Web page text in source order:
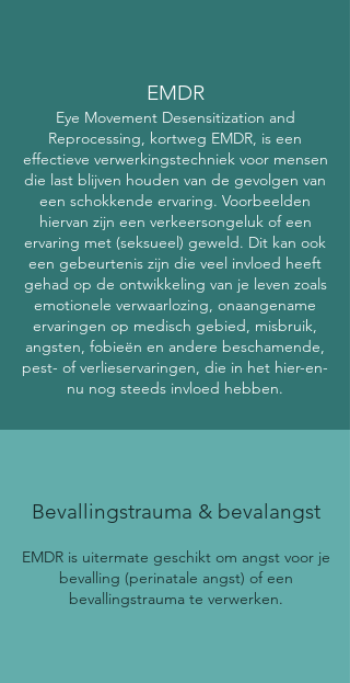
EMDR
Eye Movement Desensitization and
Reprocessing, kortweg EMDR, is een
effectieve verwerkingstechniek voor mensen
die last blijven houden van de gevolgen van
een schokkende ervaring. Voorbeelden
hiervan zijn een verkeersongeluk of een
ervaring met (seksueel) geweld. Dit kan ook
een gebeurtenis zijn die veel invloed heeft
gehad op de ontwikkeling van je leven zoals
emotionele verwaarlozing, onaangename
ervaringen op medisch gebied, misbruik,
angsten, fobieën en andere beschamende,
pest- of verlieservaringen, die in het hier-en-
nu nog steeds invloed hebben.
Bevallingstrauma & bevalangst
EMDR is uitermate geschikt om angst voor je
bevalling (perinatale angst) of een
bevallingstrauma te verwerken.